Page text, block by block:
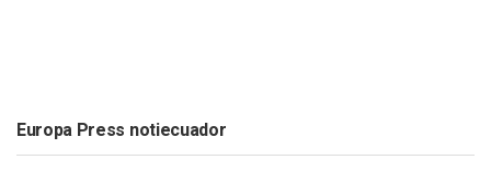
Europa Press notiecuador